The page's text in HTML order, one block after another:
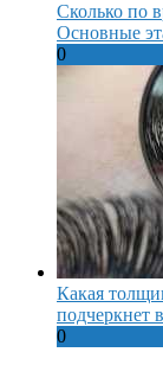
Сколько по
Основные
0
Какая
подчеркнет
0